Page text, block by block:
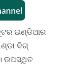
ଇଣ୍ଡିଆର
ବିଗ୍
ଉପସ୍ଥିତ